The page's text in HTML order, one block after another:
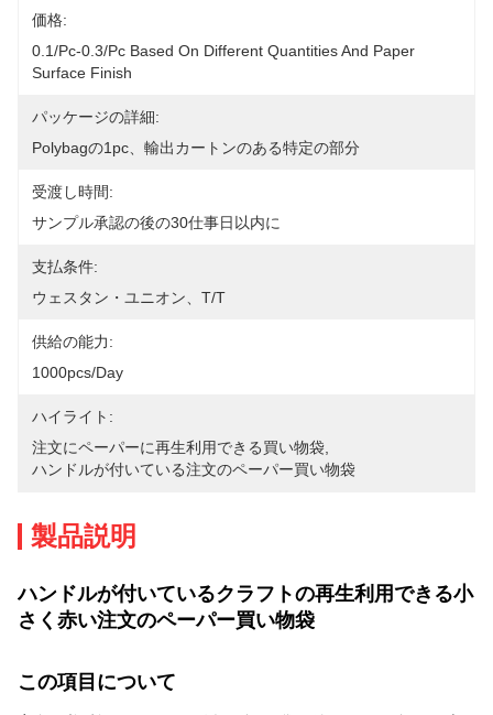
価格:
0.1/pc-0.3/pc Based On Different Quantities And Paper
Surface Finish
パッケージの詳細:
Polybagの1pc、輸出カートンのある特定の部分
受渡し時間:
サンプル承認の後の30仕事日以内に
支払条件:
ウェスタン・ユニオン、T/T
供給の能力:
1000pcs/day
ハイライト:
注文にペーパーに再生利用できる買い物袋
ハンドルが付いている注文のペーパー買い物袋
製品説明
ハンドルが付いているクラフトの再生利用できる小
さく赤い注文のペーパー買い物袋
この項目について